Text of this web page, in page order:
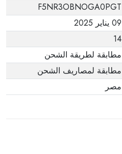
F5NR3OBNOGA0PGT
09 يناير 2025
14
مطابقة لطريقة الشحن
مطابقة لمصاريف الشحن
مصر